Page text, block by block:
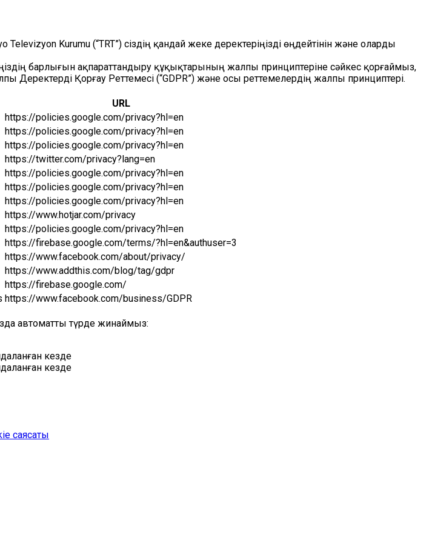
Kurumu (“TRT”) сіздің қандай жеке деректеріңізді өңдейтінін және оларды
барлығын ақпараттандыру құқықтарының жалпы принциптеріне сәйкес қорғаймыз,
Деректерді Қорғау Реттемесі (“GDPR”) және осы реттемелердің жалпы принциптері.
URL
https://policies.google.com/privacy?hl=en
https://policies.google.com/privacy?hl=en
https://policies.google.com/privacy?hl=en
https://twitter.com/privacy?lang=en
https://policies.google.com/privacy?hl=en
https://policies.google.com/privacy?hl=en
https://policies.google.com/privacy?hl=en
https://www.hotjar.com/privacy
https://policies.google.com/privacy?hl=en
https://firebase.google.com/terms/?hl=en&authuser=3
https://www.facebook.com/about/privacy/
https://www.addthis.com/blog/tag/gdpr
https://firebase.google.com/
https://www.facebook.com/business/GDPR
автоматты түрде жинаймыз:
кезде
кезде
саясаты